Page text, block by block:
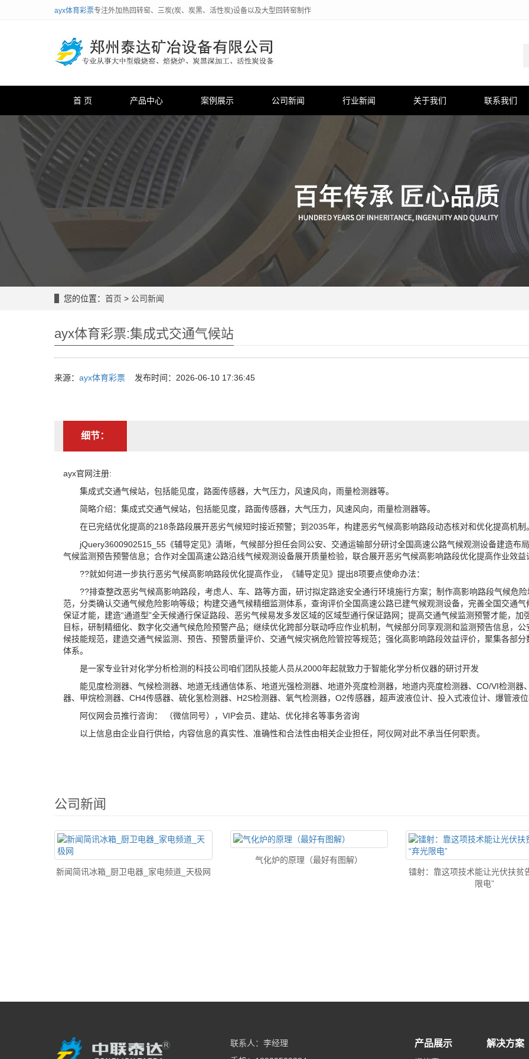
ayx体育彩票专注外加热回转窑、三炭(炭、炭黑、活性炭)设备以及大型回转窑制作
首 页 产品中心 案例展示 公司新闻 行业新闻 关于我们 联系我们
您的位置： 首页 > 公司新闻
ayx体育彩票:集成式交通气候站
来源： ayx体育彩票 发布时间：2026-06-10 17:36:45
细节：
ayx官网注册:
集成式交通气候站，包括能见度，路面传感器，大气压力，风速风向，雨量检测器等。
简略介绍：集成式交通气候站，包括能见度，路面传感器，大气压力，风速风向，雨量检测器等。
在已完结优化提高的218条路段展开恶劣气候短时接近预警；到2035年，构建恶劣气候高影响路段动态核对和优化提高机制
jQuery3600902515_55《辅导定见》清晰，气候部分担任会同公安、交通运输部分研讨全国高速公路气候观测设备建造布
气候监测预告预警信息；合作对全国高速公路沿线气候观测设备展开质量检验，联合展开恶劣气候高影响路段优化提高作业效益
??就如何进一步执行恶劣气候高影响路段优化提高作业，《辅导定见》提出8项要点使命办法：
??排查整改恶劣气候高影响路段，考虑人、车、路等方面，研讨拟定路途安全通行环境施行方案；制作高影响路段气候危
范，分类确认交通气候危险影响等级；构建交通气候精细监测体系，查询评价全国高速公路已建气候观测设备，完善全国交通
保证才能，建造“通道型”全天候通行保证路段、恶劣气候易发多发区域的区域型通行保证路网；提高交通气候监测预警才能，
目标，研制精细化、数字化交通气候危险预警产品；继续优化跨部分联动呼应作业机制，气候部分同享观测和监测预告信息，
候技能规范，建造交通气候监测、预告、预警质量评价、交通气候灾祸危险管控等规范；强化高影响路段效益评价，聚集各部
体系。
是一家专业针对化学分析检测的科技公司咱们团队技能人员从2000年起就致力于智能化学分析仪器的研讨开发
能见度检测器、气候检测器、地道无线通信体系、地道光强检测器、地道外亮度检测器，地道内亮度检测器、CO/VI检测器
器、甲烷检测器、CH4传感器、硫化氢检测器、H2S检测器、氧气检测器，O2传感器，超声波液位计、投入式液位计、爆管液
阿仪网会员推行咨询： （微信同号），VIP会员、建站、优化排名等事务咨询
以上信息由企业自行供给，内容信息的真实性、准确性和合法性由相关企业担任，阿仪网对此不承当任何职责。
公司新闻
新闻简讯冰箱_厨卫电器_家电频道_天极网
气化炉的原理（最好有图解）
镭射：靠这项技术能让光伏扶贫
限电”
联系人：李经理
产品展示 解决方案